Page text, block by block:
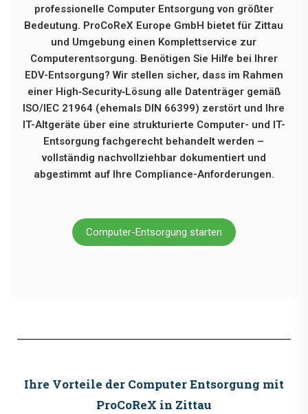
professionelle Computer Entsorgung von größter
Bedeutung. ProCoReX Europe GmbH bietet für Zittau
und Umgebung einen Komplettservice zur
Computerentsorgung. Benötigen Sie Hilfe bei Ihrer
EDV-Entsorgung? Wir stellen sicher, dass im Rahmen
einer High‑Security‑Lösung alle Datenträger gemäß
ISO/IEC 21964 (ehemals DIN 66399) zerstört und Ihre
IT-Altgeräte über eine strukturierte Computer- und IT-
Entsorgung fachgerecht behandelt werden –
vollständig nachvollziehbar dokumentiert und
abgestimmt auf Ihre Compliance-Anforderungen.
Computer-Entsorgung starten
Ihre Vorteile der Computer Entsorgung mit
ProCoReX in Zittau